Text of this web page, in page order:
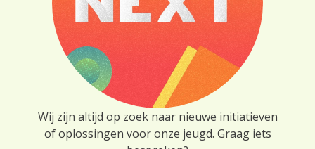
Wij zijn altijd op zoek naar nieuwe initiatieven
of oplossingen voor onze jeugd. Graag iets